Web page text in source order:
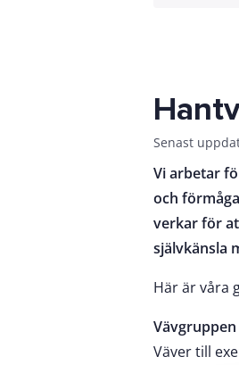
Senast
Vi arbetar
och
verkar för
självkänsla
Här är våra
Vävgruppen
Väver till